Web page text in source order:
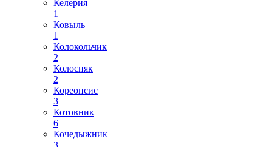
Келерия
1
Ковыль
1
Колокольчик
2
Колосняк
2
Кореопсис
3
Котовник
6
Кочедыжник
3